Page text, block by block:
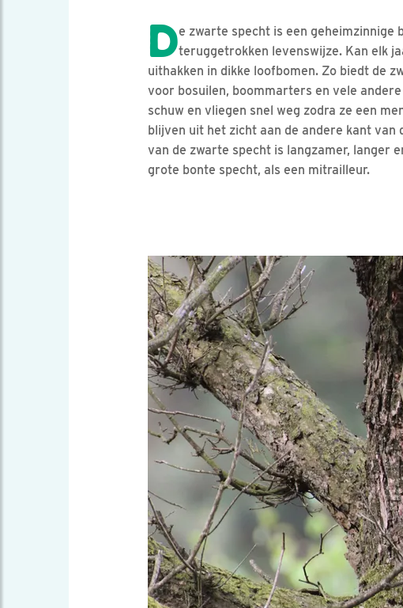
De zwarte specht is een geheimzinnige
teruggetrokken levenswijze. Kan elk
uithakken in dikke loofbomen. Zo biedt de
voor bosuilen, boommarters en vele
schuw en vliegen snel weg zodra ze een
blijven uit het zicht aan de andere kant van
van de zwarte specht is langzamer, langer
grote bonte specht, als een mitrailleur.